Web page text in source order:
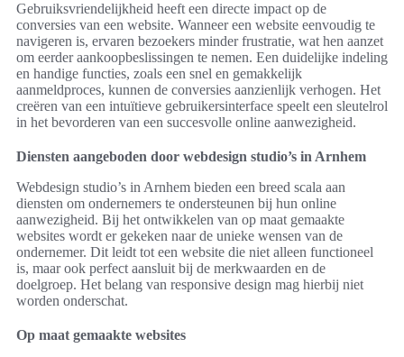
Gebruiksvriendelijkheid heeft een directe impact op de
conversies van een website. Wanneer een website eenvoudig te
navigeren is, ervaren bezoekers minder frustratie, wat hen aanzet
om eerder aankoopbeslissingen te nemen. Een duidelijke indeling
en handige functies, zoals een snel en gemakkelijk
aanmeldproces, kunnen de conversies aanzienlijk verhogen. Het
creëren van een intuïtieve gebruikersinterface speelt een sleutelrol
in het bevorderen van een succesvolle online aanwezigheid.
Diensten aangeboden door webdesign studio’s in Arnhem
Webdesign studio’s in Arnhem bieden een breed scala aan
diensten om ondernemers te ondersteunen bij hun online
aanwezigheid. Bij het ontwikkelen van op maat gemaakte
websites wordt er gekeken naar de unieke wensen van de
ondernemer. Dit leidt tot een website die niet alleen functioneel
is, maar ook perfect aansluit bij de merkwaarden en de
doelgroep. Het belang van responsive design mag hierbij niet
worden onderschat.
Op maat gemaakte websites